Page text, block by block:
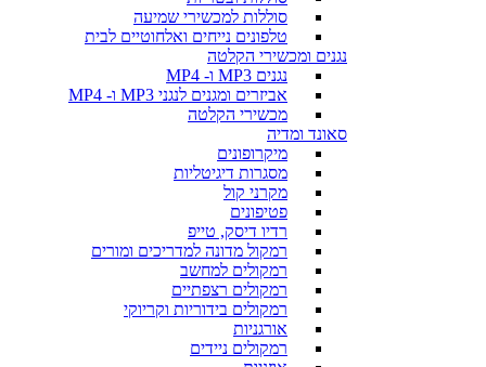
סוללות למכשירי שמיעה
טלפונים נייחים ואלחוטיים לבית
נגנים ומכשירי הקלטה
נגנים MP3 ו- MP4
אביזרים ומגנים לנגני MP3 ו- MP4
מכשירי הקלטה
סאונד ומדיה
מיקרופונים
מסגרות דיגיטליות
מקרני קול
פטיפונים
רדיו דיסק, טייפ
רמקול מדונה למדריכים ומורים
רמקולים למחשב
רמקולים רצפתיים
רמקולים בידוריות וקריוקי
אורגניות
רמקולים ניידים